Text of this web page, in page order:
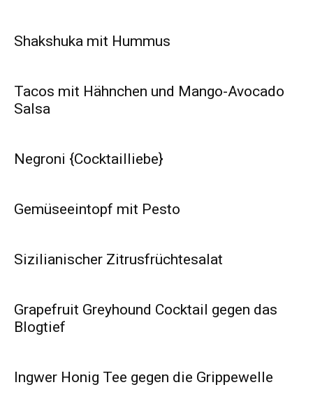
Shakshuka mit Hummus
Tacos mit Hähnchen und Mango-Avocado
Salsa
Negroni {Cocktailliebe}
Gemüseeintopf mit Pesto
Sizilianischer Zitrusfrüchtesalat
Grapefruit Greyhound Cocktail gegen das
Blogtief
Ingwer Honig Tee gegen die Grippewelle